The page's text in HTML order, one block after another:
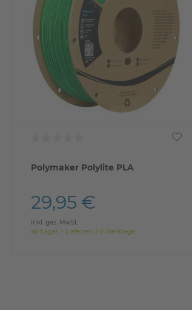
Polymaker Polylite PLA
29,95 €
inkl. ges. MwSt.
ab Lager > Lieferzeit 1-3 Werktage